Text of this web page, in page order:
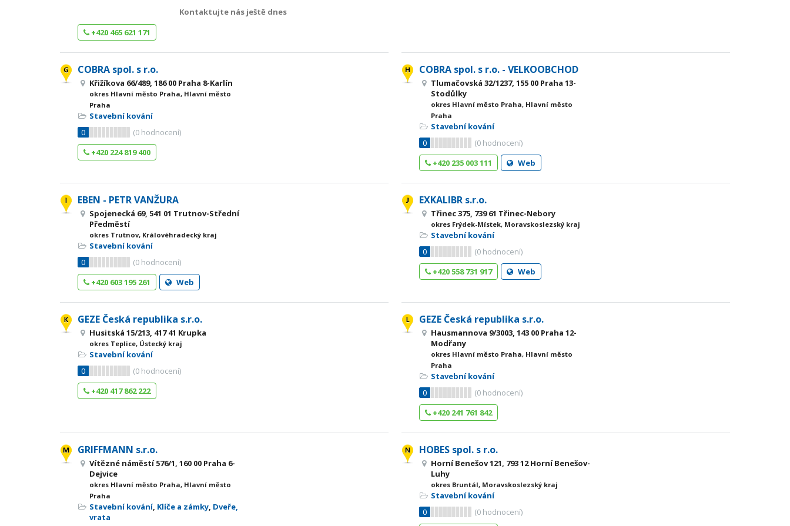
Kontaktujte nás ještě dnes
+420 465 621 171
COBRA spol. s r.o.
Křižíkova 66/489, 186 00 Praha 8-Karlín
okres Hlavní město Praha, Hlavní město
Praha
Stavební kování
0
(0 hodnocení)
+420 224 819 400
COBRA spol. s r.o. - VELKOOBCHOD
Tlumačovská 32/1237, 155 00 Praha 13-
Stodůlky
okres Hlavní město Praha, Hlavní město
Praha
Stavební kování
0
(0 hodnocení)
+420 235 003 111
Web
EBEN - PETR VANŽURA
Spojenecká 69, 541 01 Trutnov-Střední
Předměstí
okres Trutnov, Královéhradecký kraj
Stavební kování
0
(0 hodnocení)
+420 603 195 261
Web
EXKALIBR s.r.o.
Třinec 375, 739 61 Třinec-Nebory
okres Frýdek-Místek, Moravskoslezský kraj
Stavební kování
0
(0 hodnocení)
+420 558 731 917
Web
GEZE Česká republika s.r.o.
Husitská 15/213, 417 41 Krupka
okres Teplice, Ústecký kraj
Stavební kování
0
(0 hodnocení)
+420 417 862 222
GEZE Česká republika s.r.o.
Hausmannova 9/3003, 143 00 Praha 12-
Modřany
okres Hlavní město Praha, Hlavní město
Praha
Stavební kování
0
(0 hodnocení)
+420 241 761 842
GRIFFMANN s.r.o.
Vítězné náměstí 576/1, 160 00 Praha 6-
Dejvice
okres Hlavní město Praha, Hlavní město
Praha
Stavební kování, Klíče a zámky, Dveře,
vrata
HOBES spol. s r.o.
Horní Benešov 121, 793 12 Horní Benešov-
Luhy
okres Bruntál, Moravskoslezský kraj
Stavební kování
0
(0 hodnocení)